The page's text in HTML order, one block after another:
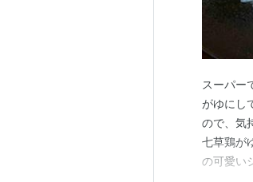
スーパー
がゆにし
ので、気
七草鶏が
の可愛い